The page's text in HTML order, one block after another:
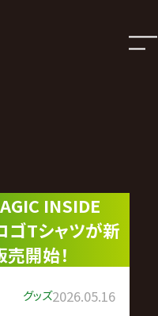
INSIDE
ゴTシャツが新
開始！
グッズ2026.05.16